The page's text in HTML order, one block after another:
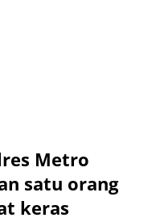
Metro
satu orang
keras